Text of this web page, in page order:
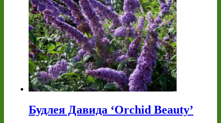
Будлея Давида ‘Orchid Beauty’